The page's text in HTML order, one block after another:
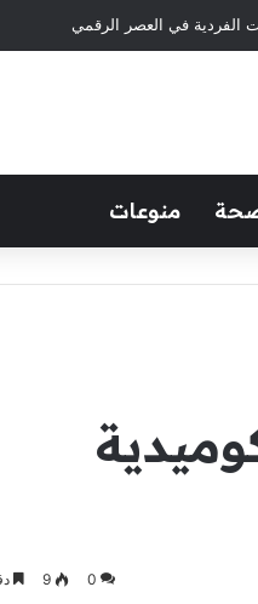
الفردية في العصر الرقمي
منوعات
0
9